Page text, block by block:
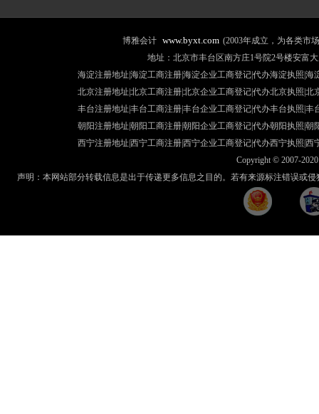
博雅会计 www.byxt.com (2003年成立，为各类市
地址：北京市丰台区南方庄1号院2号楼安富大
海淀注册地址|海淀工商注册|海淀企业工商登记|代办海淀执照| 海
北京注册地址 |北京工商注册|北京企业工商登记代办北京执照 北
丰台注册地址 |丰台工商注册|丰台企业工商登记代办丰台执照 丰
朝阳注册地址 |朝阳工商注册|朝阳企业工商登记代办朝阳执照 朝
西宁注册地址 |西宁工商注册|西宁企业工商登记代办西宁执照 西
Copyright © 2007-
声明：本网站部分转载信息是出于传递更多信息之目的。若有来源标注错误或